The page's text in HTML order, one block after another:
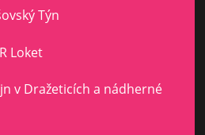
Týn
Loket
v Dražeticích a nádherné